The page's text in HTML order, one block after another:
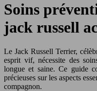
Soins
jack russell
Le Jack Russell Terrier,
esprit vif, nécessite des
longue et saine. Ce guide
précieuses sur les aspects
compagnon.